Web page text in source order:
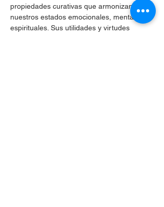
propiedades curativas que armonizan
nuestros estados emocionales, mentales y
espirituales. Sus utilidades y virtudes